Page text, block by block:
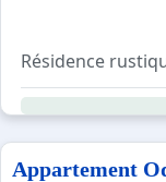
Résidence
Appartement